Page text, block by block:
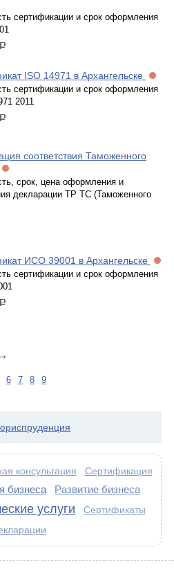
сертификации и срок оформления
р.
ISO 14971 в Архангельске
сертификации и срок оформления
2011
р.
соответствия Таможенного
срок, цена оформления и
декларации ТР ТС (Таможенного
ИСО 39001 в Архангельске
сертификации и срок оформления
р.
6 7 8 9
консультация Сертификация
бизнеса
Развитие бизнеса
услуги
Сертификаты